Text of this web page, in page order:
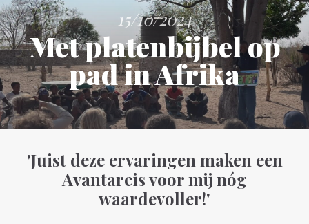
15/10/2024
Met platenbijbel op
pad in Afrika
'Juist deze ervaringen maken een
Avantareis voor mij nóg
waardevoller!'